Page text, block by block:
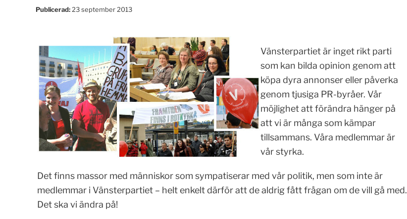
Publicerad: 23 september 2013
Vänsterpartiet är inget rikt parti
som kan bilda opinion genom att
köpa dyra annonser eller påverka
genom tjusiga PR-byråer. Vår
möjlighet att förändra hänger på
att vi är många som kämpar
tillsammans. Våra medlemmar är
vår styrka.
Det finns massor med människor som sympatiserar med vår politik, men som inte är
medlemmar i Vänsterpartiet – helt enkelt därför att de aldrig fått frågan om de vill gå med.
Det ska vi ändra på!